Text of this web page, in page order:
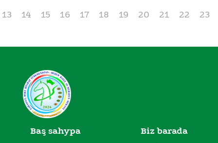
13 14 15 16 17 18 19 20 21 22 23
Baş sahypa
Biz barada